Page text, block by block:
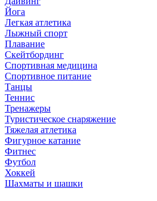
Йога
Легкая атлетика
Лыжный спорт
Плавание
Скейтбординг
Спортивная медицина
Спортивное питание
Танцы
Теннис
Тренажеры
Туристическое снаряжение
Тяжелая атлетика
Фигурное катание
Фитнес
Футбол
Хоккей
Шахматы и шашки